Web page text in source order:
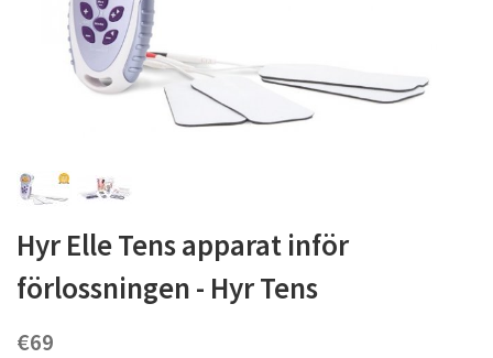
Hyr Elle Tens apparat inför
förlossningen - Hyr Tens
€69